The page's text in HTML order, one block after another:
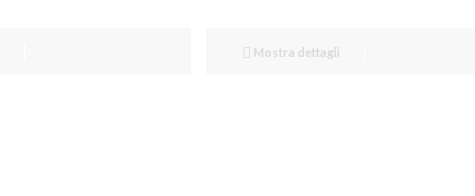
Mostra dettagli